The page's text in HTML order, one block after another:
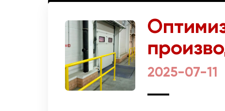
2025-07-11